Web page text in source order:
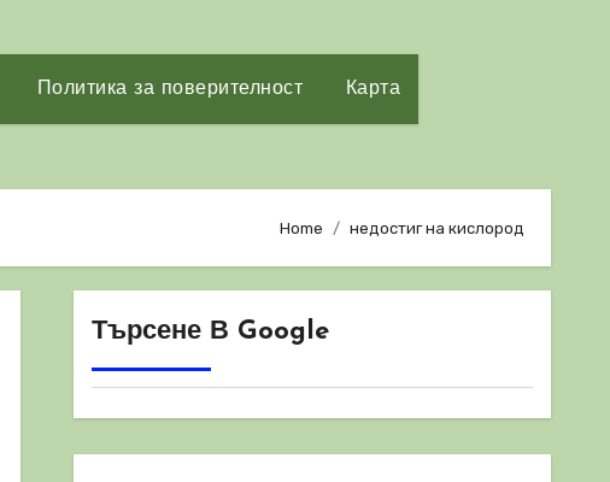
Политика за поверителност Карта
Home недостиг на кислород
Търсене В Google